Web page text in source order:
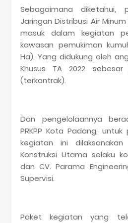
Sebagaimana diketahui,
Jaringan Distribusi Air Minum
masuk dalam kegiatan
kawasan pemukiman
Ha). Yang didukung oleh
Khusus TA 2022 sebesar
(terkontrak).
Dan pengelolaannya
PRKPP Kota Padang,
kegiatan ini
Konstruksi Utama selaku
dan CV. Parama
Supervisi.
Paket kegiatan yang